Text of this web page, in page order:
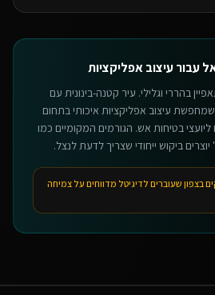
עבורעיצוב אפליקציות
בהררי וגלילי. עיר קטנה-בינונית עם
עיצוב אפליקציות איכותי בתחום
ליועצי בטיחות אש. הגורמים המקומיים כמו
ביקוש ייחודי שצריך לדעת לנצל.
בצפון שעוברים לדיגיטל מדווחים על צמיחה